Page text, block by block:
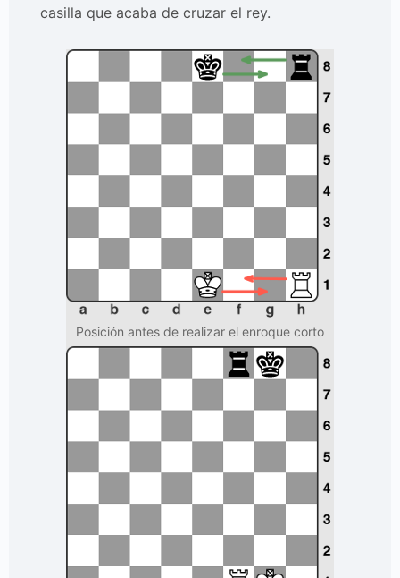
casilla que acaba de cruzar el rey.
Posición antes de realizar el enroque corto